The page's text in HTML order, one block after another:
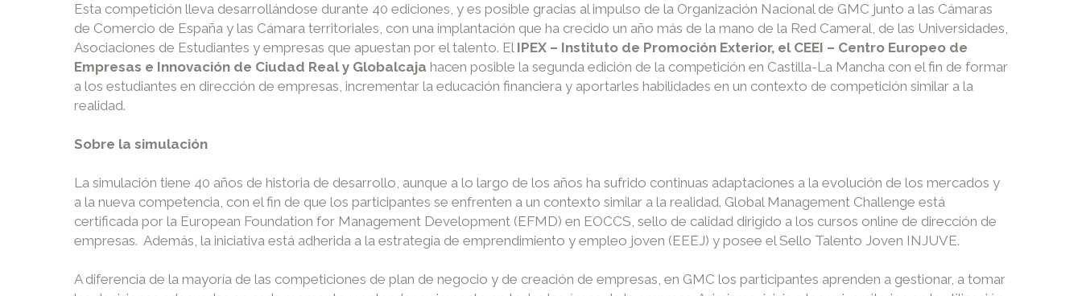
Esta competición lleva desarrollándose durante 40 ediciones, y es posible gracias al impulso de la Organización Nacional de GMC junto a las Cámaras
de Comercio de España y las Cámara territoriales, con una implantación que ha crecido un año más de la mano de la Red Cameral, de las Universidades,
Asociaciones de Estudiantes y empresas que apuestan por el talento. El IPEX – Instituto de Promoción Exterior, el CEEI – Centro Europeo de
Empresas e Innovación de Ciudad Real y Globalcaja hacen posible la segunda edición de la competición en Castilla-La Mancha con el fin de formar
a los estudiantes en dirección de empresas, incrementar la educación financiera y aportarles habilidades en un contexto de competición similar a la
realidad.
Sobre la simulación
La simulación tiene 40 años de historia de desarrollo, aunque a lo largo de los años ha sufrido continuas adaptaciones a la evolución de los mercados y
a la nueva competencia, con el fin de que los participantes se enfrenten a un contexto similar a la realidad. Global Management Challenge está
certificada por la European Foundation for Management Development (EFMD) en EOCCS, sello de calidad dirigido a los cursos online de dirección de
empresas. Además, la iniciativa está adherida a la estrategia de emprendimiento y empleo joven (EEEJ) y posee el Sello Talento Joven INJUVE.
A diferencia de la mayoría de las competiciones de plan de negocio y de creación de empresas, en GMC los participantes aprenden a gestionar, a tomar